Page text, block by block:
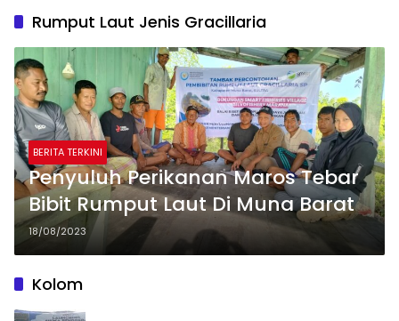
Rumput Laut Jenis Gracillaria
BERITA TERKINI
Penyuluh Perikanan Maros Tebar
Bibit Rumput Laut Di Muna Barat
18/08/2023
Kolom